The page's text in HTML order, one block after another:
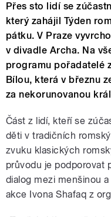
Přes sto lidí se
který zahájil Týden
pátku. V Praze
v divadle Archa. Na
programu pořadatelé
Bílou, která v březnu
za nekorunovanou
Část z lidí, kteří se
děti v tradičních
zvuku klasických
průvodu je podporovat
dialog mezi menšinou
akce Ivona Shafaq z